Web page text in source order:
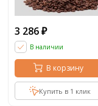
3 286 ₽
В наличии
В корзину
Купить в 1 клик